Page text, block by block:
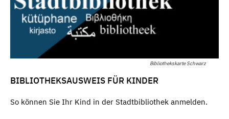
Bibliothekskarte Schwarz
BIBLIOTHEKSAUSWEIS FÜR KINDER
So können Sie Ihr Kind in der Stadtbibliothek anmelden.